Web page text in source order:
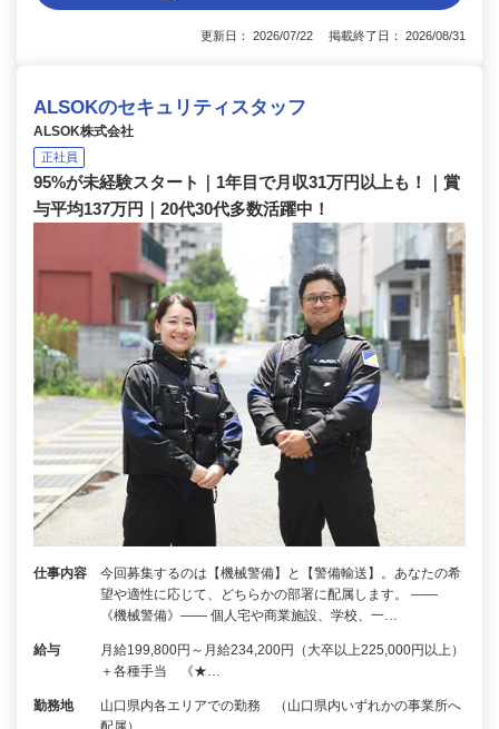
更新日： 2026/07/22 掲載終了日： 2026/08/31
ALSOKのセキュリティスタッフ
ALSOK株式会社
正社員
95%が未経験スタート｜1年目で月収31万円以上も！｜賞
与平均137万円｜20代30代多数活躍中！
仕事内容
今回募集するのは【機械警備】と【警備輸送】。あなたの希
望や適性に応じて、どちらかの部署に配属します。 ――
《機械警備》―― 個人宅や商業施設、学校、一…
給与
月給199,800円～月給234,200円（大卒以上225,000円以上）
＋各種手当 《★…
勤務地
山口県内各エリアでの勤務 （山口県内いずれかの事業所へ